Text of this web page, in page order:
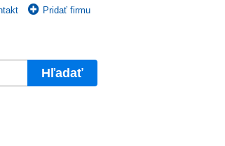
Pridať firmu
Hľadať